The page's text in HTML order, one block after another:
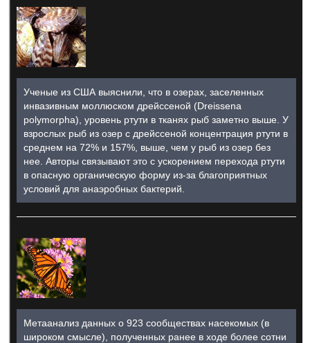
Ученые из США выяснили, что в озерах, заселенных
инвазивным моллюском дрейссеной (Dreissena
polymorpha), уровень ртути в тканях рыб заметно выше. У
взрослых рыб из озер с дрейссеной концентрация ртути в
среднем на 72% и 157%, выше, чем у рыб из озер без
нее. Авторы связывают это с ускорением перехода ртути
в опасную органическую форму из-за благоприятных
условий для анаэробных бактерий.
Метаанализ данных о 923 сообществах насекомых (в
широком смысле), полученных ранее в ходе более сотни